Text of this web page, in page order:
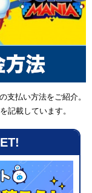
支払い方法をご紹介。
記載しています。